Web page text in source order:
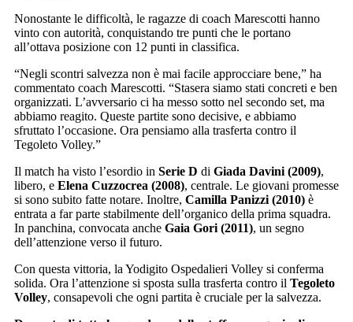
Nonostante le difficoltà, le ragazze di coach Marescotti hanno
vinto con autorità, conquistando tre punti che le portano
all’ottava posizione con 12 punti in classifica.
“Negli scontri salvezza non è mai facile approcciare bene,” ha
commentato coach Marescotti. “Stasera siamo stati concreti e ben
organizzati. L’avversario ci ha messo sotto nel secondo set, ma
abbiamo reagito. Queste partite sono decisive, e abbiamo
sfruttato l’occasione. Ora pensiamo alla trasferta contro il
Tegoleto Volley.”
Il match ha visto l’esordio in Serie D di Giada Davini (2009),
libero, e Elena Cuzzocrea (2008), centrale. Le giovani promesse
si sono subito fatte notare. Inoltre, Camilla Panizzi (2010) è
entrata a far parte stabilmente dell’organico della prima squadra.
In panchina, convocata anche Gaia Gori (2011), un segno
dell’attenzione verso il futuro.
Con questa vittoria, la Yodigito Ospedalieri Volley si conferma
solida. Ora l’attenzione si sposta sulla trasferta contro il Tegoleto
Volley, consapevoli che ogni partita è cruciale per la salvezza.